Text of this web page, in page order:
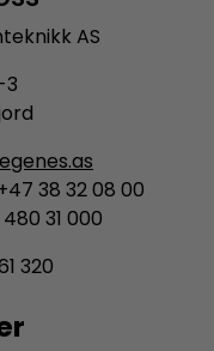
AS
3
38 32 08 00
31 000
320